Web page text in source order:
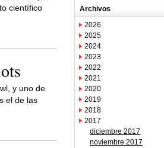
científico
y uno de
el de las
Archivos
2026
2025
2024
2023
2022
2021
2020
2019
2018
2017
diciembre 2017
noviembre 2017